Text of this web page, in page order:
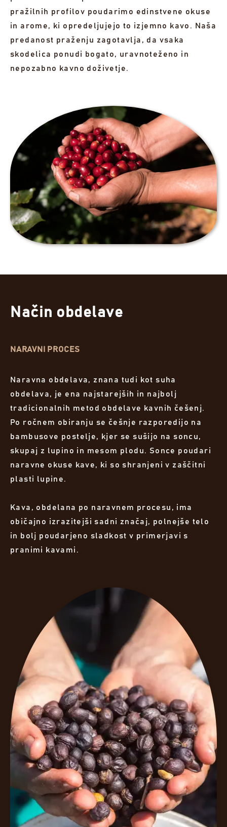
pražilnih profilov poudarimo edinstvene okuse
in arome, ki opredeljujejo to izjemno kavo. Naša
predanost praženju zagotavlja, da vsaka
skodelica ponudi bogato, uravnoteženo in
nepozabno kavno doživetje.
Način obdelave
NARAVNI PROCES
Naravna obdelava, znana tudi kot suha
obdelava, je ena najstarejših in najbolj
tradicionalnih metod obdelave kavnih češenj.
Po ročnem obiranju se češnje razporedijo na
bambusove postelje, kjer se sušijo na soncu,
skupaj z lupino in mesom plodu. Sonce poudari
naravne okuse kave, ki so shranjeni v zaščitni
plasti lupine.
Kava, obdelana po naravnem procesu, ima
običajno izrazitejši sadni značaj, polnejše telo
in bolj poudarjeno sladkost v primerjavi s
pranimi kavami.